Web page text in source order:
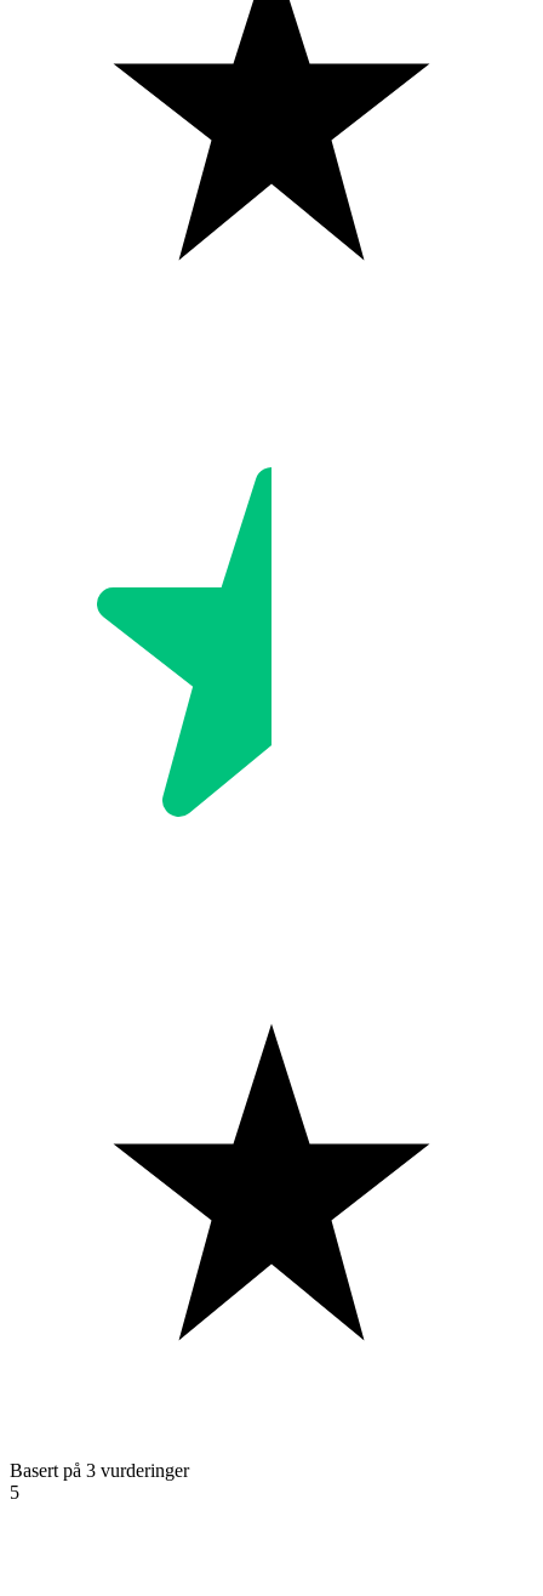
Basert på 3 vurderinger
5